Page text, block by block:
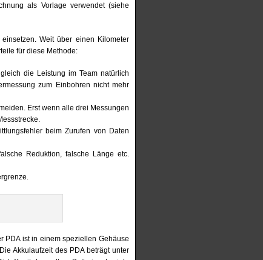
als Vorlage verwendet (siehe
Weit über einen Kilometer
für diese Methode:
die Leistung im Team natürlich
zum Einbohren nicht mehr
Erst wenn alle drei Messungen
beim Zurufen von Daten
Reduktion, falsche Länge etc.
PDA ist in einem speziellen Gehäuse
Akkulaufzeit des PDA beträgt unter